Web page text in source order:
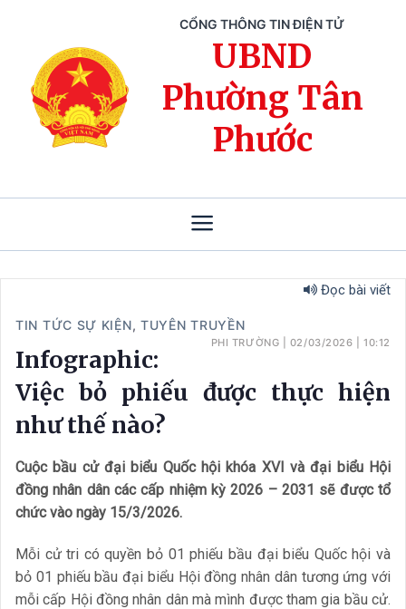
CỔNG THÔNG TIN ĐIỆN TỬ
UBND
Phường Tân
Phước
Đọc bài viết
TIN TỨC SỰ KIỆN, TUYÊN TRUYỀN
PHI TRƯỜNG 02/03/2026 |10:12
Infographic:
Việc bỏ phiếu được thực hiện
như thế nào?
Cuộc bầu cử đại biểu Quốc hội khóa XVI và đại biểu Hội
đồng nhân dân các cấp nhiệm kỳ 2026 – 2031 sẽ được tổ
chức vào ngày 15/3/2026.
Mỗi cử tri có quyền bỏ 01 phiếu bầu đại biểu Quốc hội và
bỏ 01 phiếu bầu đại biểu Hội đồng nhân dân tương ứng với
mỗi cấp Hội đồng nhân dân mà mình được tham gia bầu cử.